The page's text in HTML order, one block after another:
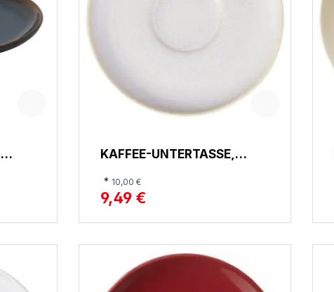
KAFFEE-UNTERTASSE,
* 10,00 €
9,49 €